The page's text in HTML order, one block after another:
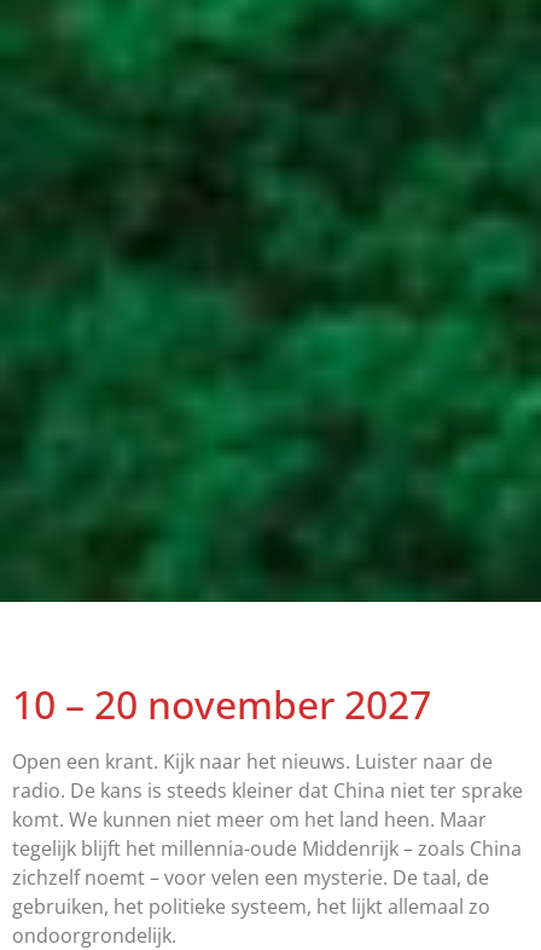
10 – 20 november 2027
Open een krant. Kijk naar het nieuws. Luister naar de
radio. De kans is steeds kleiner dat China niet ter sprake
komt. We kunnen niet meer om het land heen. Maar
tegelijk blijft het millennia-oude Middenrijk – zoals China
zichzelf noemt – voor velen een mysterie. De taal, de
gebruiken, het politieke systeem, het lijkt allemaal zo
ondoorgrondelijk.